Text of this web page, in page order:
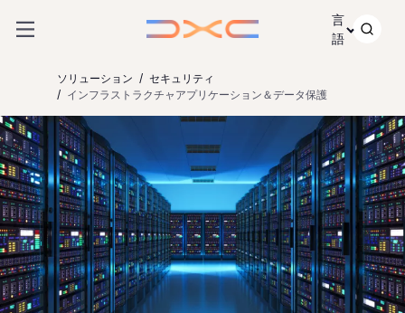
言
語
ソリューション
セキュリティ
インフラストラクチャアプリケーション＆データ保護